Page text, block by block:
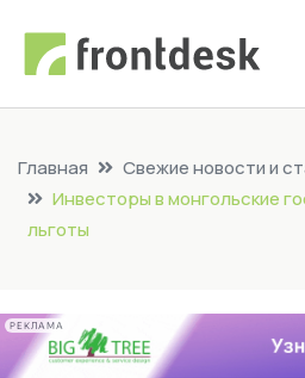
Главная
Свежие новости и
Инвесторы в монгольские
льготы
РЕКЛАМА